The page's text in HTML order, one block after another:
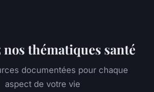
thématiques santé
documentées pour chaque
aspect de votre vie